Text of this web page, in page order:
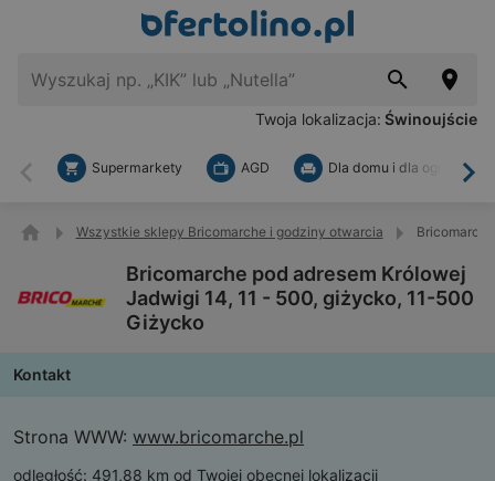
Twoja lokalizacja: Świnoujście
Wstecz
Supermarkety AGD Dla domu i dla ogrodu
Wszystkie sklepy Bricomarche i godziny otwarcia
Bricomarche pod adresem Królowej
Jadwigi 14, 11 - 500, giżycko, 11-500
Giżycko
Kontakt
Strona WWW: www.bricomarche.pl
odległość: 491,88 km od Twojej obecnej lokalizacji